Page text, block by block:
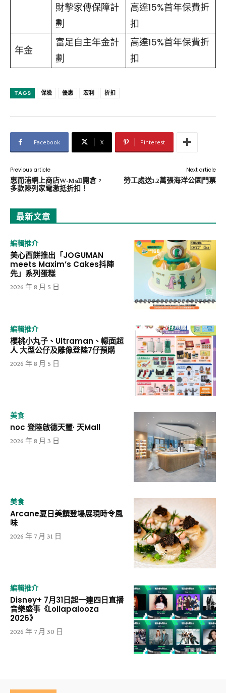
財摯家傳保障計
劃
高達15%首年保費折
扣
年金
富足自主年金計
劃
高達15%首年保費折
扣
TAGS 保險 優惠 宏利 折扣
Facebook X Pinterest
Previous article
惠而浦網上商店W-Mall開倉，
多款陳列家電激抵折扣！
Next article
勞工處送1.2萬張海洋公園門票
最新文章
編輯推介
美心西餅推出「JOGUMAN
meets Maxim’s Cakes抖陣
先」系列蛋糕
2026 年 8 月 5 日
編輯推介
櫻桃小丸子、Ultraman、幪面超
人 大型公仔及雕像登陸7仔預購
2026 年 8 月 5 日
美食
noc 登陸啟德天璽· 天Mall
2026 年 8 月 3 日
美食
Arcane夏日美饌登場展現時令風
味
2026 年 7 月 31 日
編輯推介
Disney+ 7月31日起一連四日直播
音樂盛事《Lollapalooza
2026》
2026 年 7 月 30 日